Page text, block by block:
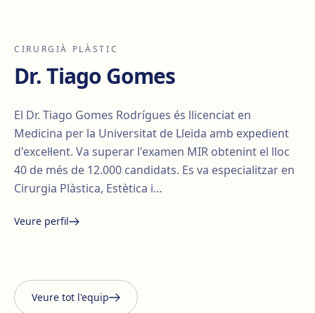
CIRURGIÀ PLÀSTIC
Dr. Tiago Gomes
El Dr. Tiago Gomes Rodrígues és llicenciat en
Medicina per la Universitat de Lleida amb expedient
d'excel·lent. Va superar l'examen MIR obtenint el lloc
40 de més de 12.000 candidats. Es va especialitzar en
Cirurgia Plàstica, Estètica i…
Veure perfil
Veure tot l'equip